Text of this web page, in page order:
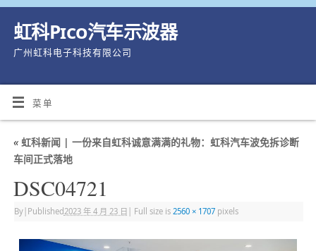
虹科Pico汽车示波器
广州虹科电子科技有限公司
菜单
«虹科新闻 | 一份来自虹科诚意满满的礼物：虹科汽车波免拆诊断
车间正式落地
DSC04721
By| Published 2023 年 4 月 23 日 Full size is 2560 × 1707pixels